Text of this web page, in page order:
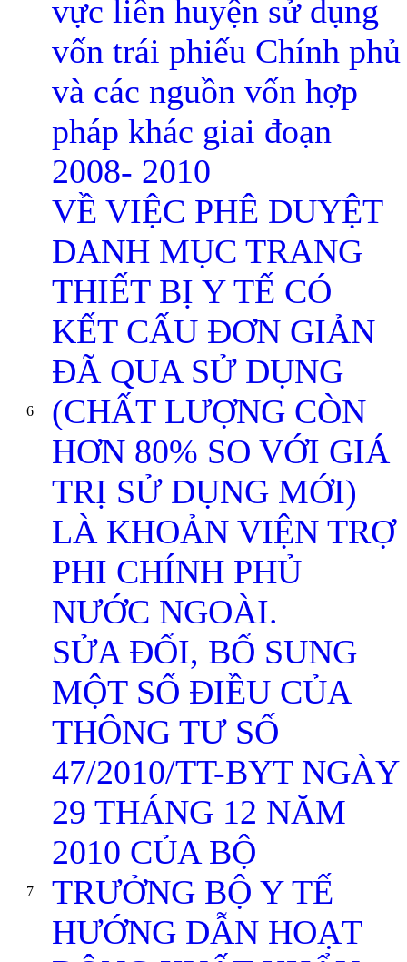
vực liên huyện sử dụng
vốn trái phiếu Chính phủ
và các nguồn vốn hợp
pháp khác giai đoạn
2008- 2010
6
VỀ VIỆC PHÊ DUYỆT
DANH MỤC TRANG
THIẾT BỊ Y TẾ CÓ
KẾT CẤU ĐƠN GIẢN
ĐÃ QUA SỬ DỤNG
(CHẤT LƯỢNG CÒN
HƠN 80% SO VỚI GIÁ
TRỊ SỬ DỤNG MỚI)
LÀ KHOẢN VIỆN TRỢ
PHI CHÍNH PHỦ
NƯỚC NGOÀI.
7
SỬA ĐỔI, BỔ SUNG
MỘT SỐ ĐIỀU CỦA
THÔNG TƯ SỐ
47/2010/TT-BYT NGÀY
29 THÁNG 12 NĂM
2010 CỦA BỘ
TRƯỞNG BỘ Y TẾ
HƯỚNG DẪN HOẠT